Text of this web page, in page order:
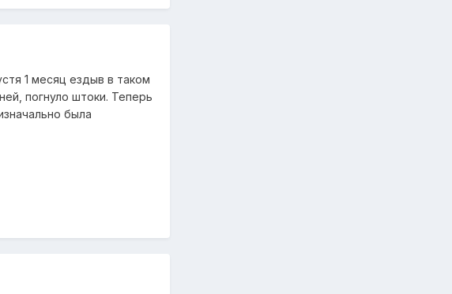
1 месяц ездыв в таком
погнуло штоки. Теперь
была